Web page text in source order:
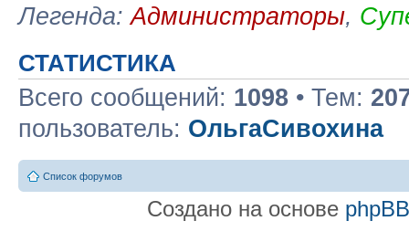
Легенда:Администраторы,
СТАТИСТИКА
Всего сообщений: 1098 • Тем:
пользователь: ОльгаСивохина
Список форумов
Создано на основе phpBB